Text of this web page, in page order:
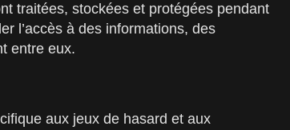
traitées, stockées et protégées pendant
l’accès à des informations, des
entre eux.
aux jeux de hasard et aux